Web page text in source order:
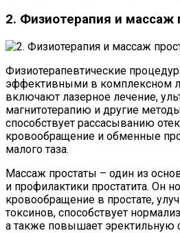
2. Физиотерапия и массаж
Физиотерапевтические
эффективными в комплексном
включают лазерное лечение,
магнитотерапию и другие
способствует рассасыванию
кровообращение и обменные
малого таза.
Массаж простаты – один из
и профилактики простатита. Он
кровообращение в простате,
токсинов, способствует
а также повышает эректильную